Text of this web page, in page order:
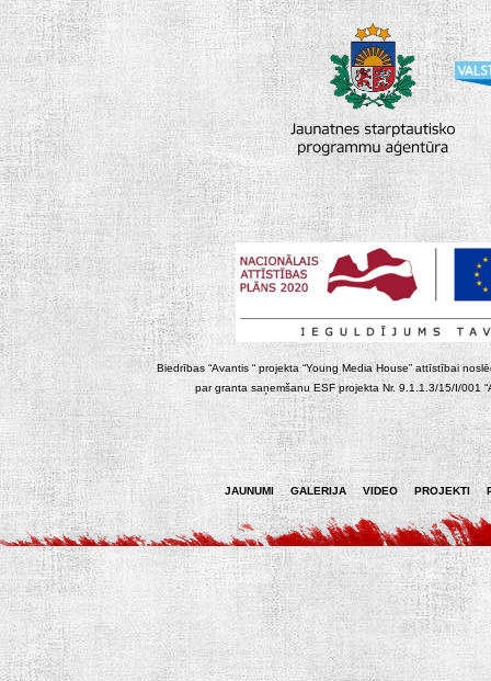
Biedrības “Avantis “ projekta “Young Media House” attīstībai
par granta saņemšanu ESF projekta Nr. 9.1.1.3/15/I/001
JAUNUMI GALERIJA VIDEO PROJEKTI